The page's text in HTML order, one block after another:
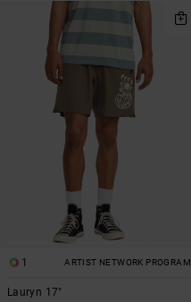
1 ARTIST NETWORK PROGRAM
Lauryn 17"